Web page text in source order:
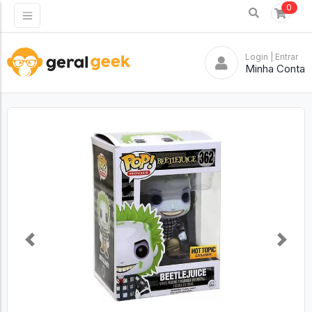
0
Login | Entrar
Minha Conta
Previous Next